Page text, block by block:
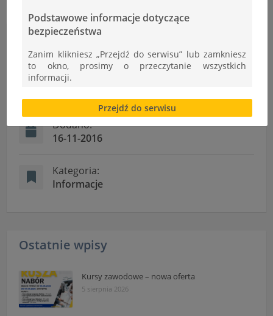
Autor:
Dodano:
16-11-2016
Kategoria:
Informacje
Ostatnie wpisy
Kursy zawodowe – nowa oferta
5 sierpnia 2026
Podstawowe informacje dotyczące
bezpieczeństwa
Zanim klikniesz „Przejdź do serwisu” lub zamkniesz
to okno, prosimy o przeczytanie wszystkich
informacji.
Brak zgody bądź ograniczenie funkcjonalności plików
cookies lub local storage, może utrudnić lub
uniemożliwić korzystanie z Serwisu.
Informacje dotyczące polityki prywatności oraz
"Nasza szkoła" > "Bezpieczeństwo"
Przejdź do serwisu